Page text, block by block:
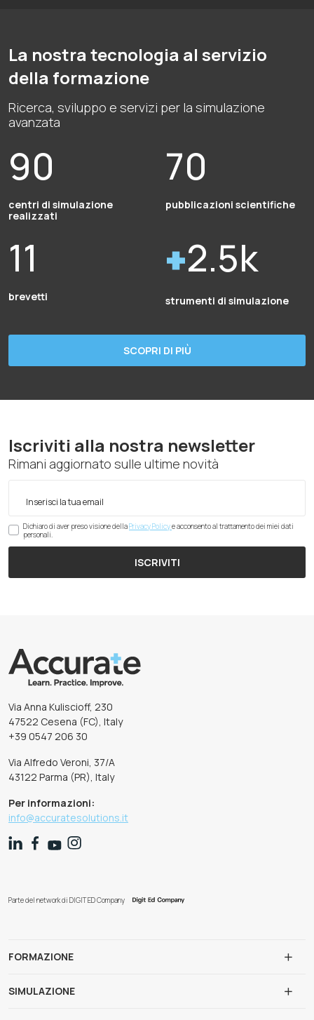
La nostra tecnologia al servizio
della formazione
Ricerca, sviluppo e servizi per la simulazione
avanzata
90
centri di simulazione
realizzati
70
pubblicazioni scientifiche
11
brevetti
2.5k
strumenti di simulazione
SCOPRI DI PIÙ
Iscriviti alla nostra newsletter
Rimani aggiornato sulle ultime novità
Dichiaro di aver preso visione dellaPrivacy Policye acconsento al trattamento dei miei dati
personali.
ISCRIVITI
Via Anna Kuliscioff, 230
47522 Cesena (FC), Italy
+39 0547 206 30
Via Alfredo Veroni, 37/A
43122 Parma (PR), Italy
Per informazioni:
info@accuratesolutions.it
Parte del network di DIGIT ED Company
FORMAZIONE
SIMULAZIONE